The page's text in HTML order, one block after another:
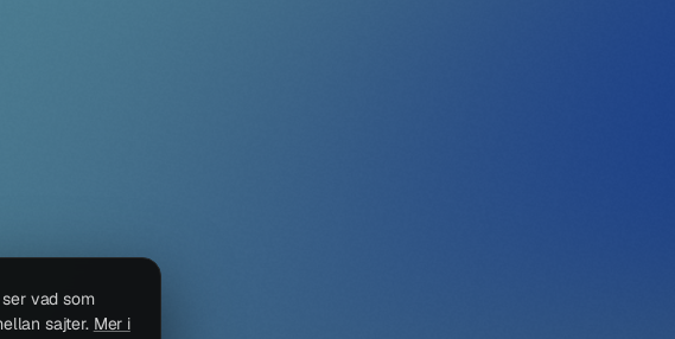
vad som
sajter. Mer i